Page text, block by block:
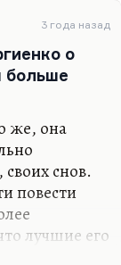
моей
люблю у
но он
Ну и
или
сказать,
3 года назад
о
больше
же, она
снов.
повести
лучшие его